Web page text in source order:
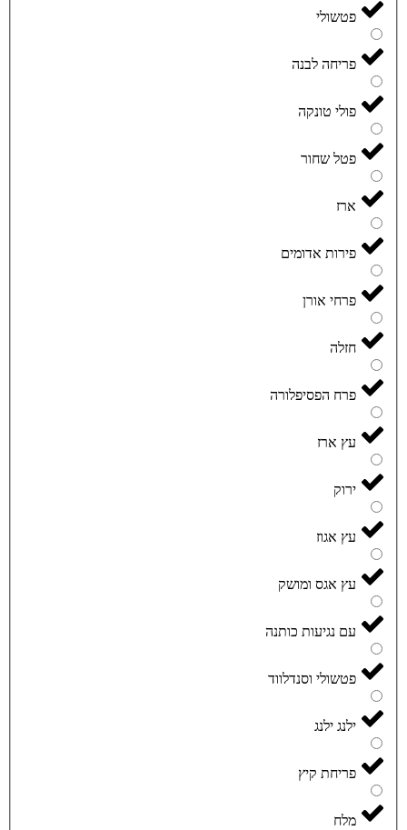
פטשולי
פריחה לבנה
פולי טונקה
פטל שחור
ארז
פירות אדומים
פרחי אורן
חזלה
פרח הפסיפלורה
עץ ארז
ירוק
עץ אגוז
עץ אגס ומושק
עם נגיעות כותנה
פטשולי וסנדלווד
ילנג ילנג
פריחת קיץ
מלח